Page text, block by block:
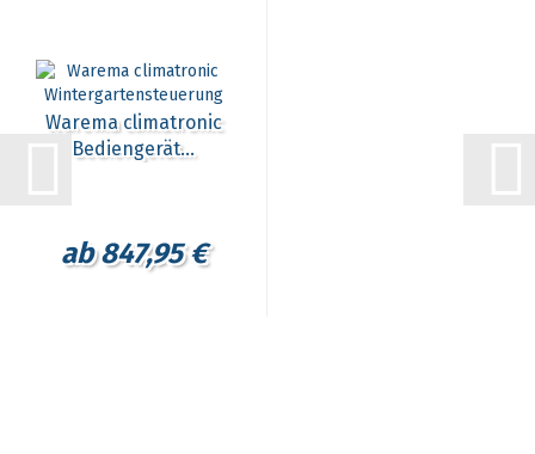
Warema climatronic
Bediengerät...
ab 847,95 €